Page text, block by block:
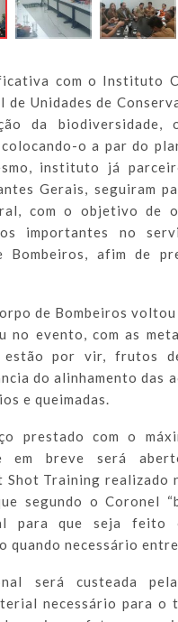
com o Instituto
de Unidades de
da
o a par do
instituto já
Gerais, seguiram
com o objetivo de
importantes no
afim de
de Bombeiros
no evento, com as
estão por vir, frutos
do alinhamento das
e queimadas.
prestado com o
em breve será
Training realizado
segundo o Coronel
para que seja feito
necessário entre
será custeada
necessário para o